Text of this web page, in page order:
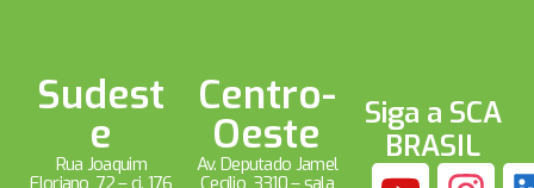
Sudest
e
Rua Joaquim
Centro-
Oeste
Av. Deputado Jamel
Siga a SCA
BRASIL